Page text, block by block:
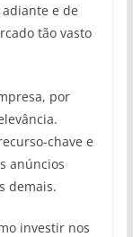
e de
tão vasto
por
chave e
anúncios
demais.
investir nos